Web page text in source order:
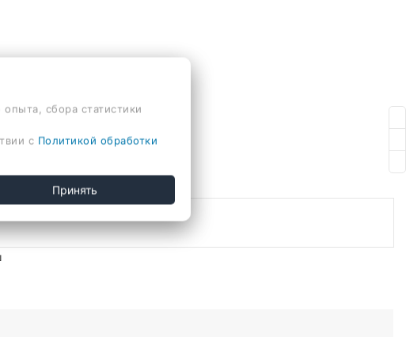
сбора статистики
с Политикой обработки
Принять